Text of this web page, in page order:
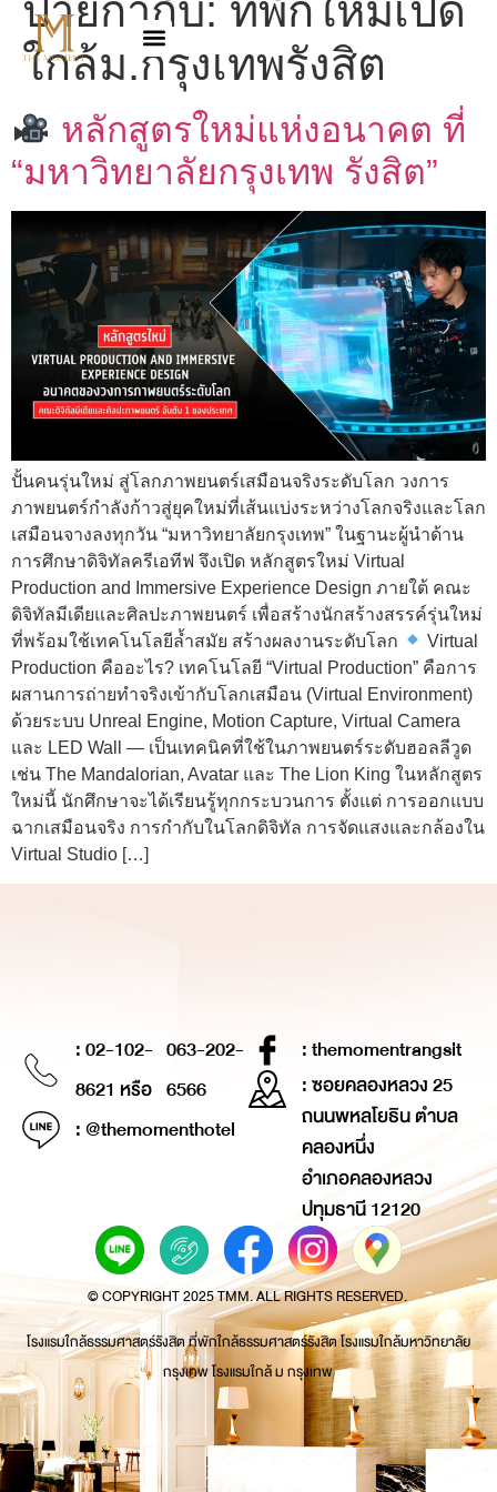
ป้ายกำกับ: ที่พักใหม่เปิด
ใกล้ม.กรุงเทพรังสิต
หลักสูตรใหม่แห่งอนาคต ที่
“มหาวิทยาลัยกรุงเทพ รังสิต”
ปั้นคนรุ่นใหม่ สู่โลกภาพยนตร์เสมือนจริงระดับโลก วงการ
ภาพยนตร์กำลังก้าวสู่ยุคใหม่ที่เส้นแบ่งระหว่างโลกจริงและโลก
เสมือนจางลงทุกวัน “มหาวิทยาลัยกรุงเทพ” ในฐานะผู้นำด้าน
การศึกษาดิจิทัลครีเอทีฟ จึงเปิด หลักสูตรใหม่ Virtual
Production and Immersive Experience Design ภายใต้ คณะ
ดิจิทัลมีเดียและศิลปะภาพยนตร์ เพื่อสร้างนักสร้างสรรค์รุ่นใหม่
ที่พร้อมใช้เทคโนโลยีล้ำสมัย สร้างผลงานระดับโลก
Virtual
Production คืออะไร? เทคโนโลยี “Virtual Production” คือการ
ผสานการถ่ายทำจริงเข้ากับโลกเสมือน (Virtual Environment)
ด้วยระบบ Unreal Engine, Motion Capture, Virtual Camera
และ LED Wall — เป็นเทคนิคที่ใช้ในภาพยนตร์ระดับฮอลลีวูด
เช่น The Mandalorian, Avatar และ The Lion King ในหลักสูตร
ใหม่นี้ นักศึกษาจะได้เรียนรู้ทุกกระบวนการ ตั้งแต่ การออกแบบ
ฉากเสมือนจริง การกำกับในโลกดิจิทัล การจัดแสงและกล้องใน
Virtual Studio […]
: 02-102-
8621 หรือ
063-202-
6566
: @themomenthotel
: themomentrangsit
: ซอยคลองหลวง 25
ถนนพหลโยธิน ตำบล
คลองหนึ่ง
อำเภอคลองหลวง
ปทุมธานี 12120
© COPYRIGHT 2025 TMM. ALL RIGHTS RESERVED.
โรงแรมใกล้ธรรมศาสตร์รังสิต ที่พักใกล้ธรรมศาสตร์รังสิต โรงแรมใกล้มหาวิทยาลัย
กรุงเทพ โรงแรมใกล้ ม กรุงเทพ